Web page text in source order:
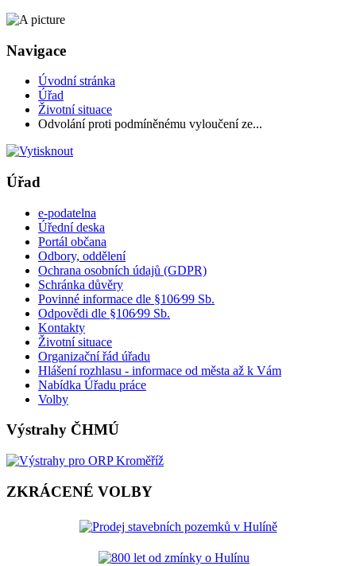
Navigace
Úvodní stránka
Úřad
Životní situace
Odvolání proti podmíněnému vyloučení ze...
Úřad
e-podatelna
Úřední deska
Portál občana
Odbory, oddělení
Ochrana osobních údajů (GDPR)
Schránka důvěry
Povinné informace dle §106⁄99 Sb.
Odpovědi dle §106⁄99 Sb.
Kontakty
Životní situace
Organizační řád úřadu
Hlášení rozhlasu - informace od města až k Vám
Nabídka Úřadu práce
Volby
Výstrahy ČHMÚ
ZKRÁCENÉ VOLBY